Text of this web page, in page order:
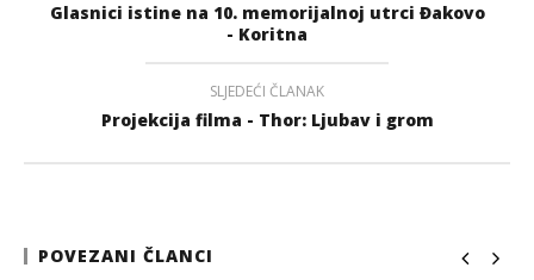
Glasnici istine na 10. memorijalnoj utrci Đakovo
- Koritna
SLJEDEĆI ČLANAK
Projekcija filma - Thor: Ljubav i grom
POVEZANI ČLANCI